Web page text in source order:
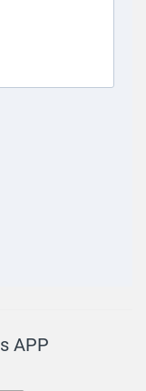
APP